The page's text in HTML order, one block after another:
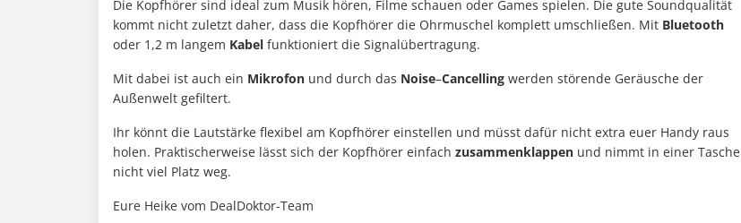
Die Kopfhörer sind ideal zum Musik hören, Filme schauen oder Games spielen. Die gute Soundqualität
kommt nicht zuletzt daher, dass die Kopfhörer die Ohrmuschel komplett umschließen. Mit Bluetooth
oder 1,2 m langem Kabel funktioniert die Signalübertragung.
Mit dabei ist auch ein Mikrofon und durch das Noise–Cancelling werden störende Geräusche der
Außenwelt gefiltert.
Ihr könnt die Lautstärke flexibel am Kopfhörer einstellen und müsst dafür nicht extra euer Handy raus
holen. Praktischerweise lässt sich der Kopfhörer einfach zusammenklappen und nimmt in einer Tasche
nicht viel Platz weg.
Eure Heike vom DealDoktor-Team